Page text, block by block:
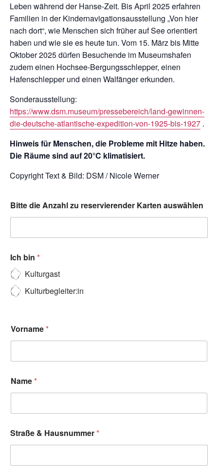
Leben während der Hanse-Zeit. Bis April 2025 erfahren
Familien in der Kindernavigationsausstellung „Von hier
nach dort“, wie Menschen sich früher auf See orientiert
haben und wie sie es heute tun. Vom 15. März bis Mitte
Oktober 2025 dürfen Besuchende im Museumshafen
zudem einen Hochsee-Bergungsschlepper, einen
Hafenschlepper und einen Walfänger erkunden.
Sonderausstellung:
https://www.dsm.museum/pressebereich/land-gewinnen-
die-deutsche-atlantische-expedition-von-1925-bis-1927 .
Hinweis für Menschen, die Probleme mit Hitze haben.
Die Räume sind auf 20°C klimatisiert.
Copyright Text & Bild: DSM / Nicole Werner
Bitte die Anzahl zu reservierender Karten auswählen
Ich bin *
Kulturgast
Kulturbegleiter:in
Vorname*
Name*
Straße & Hausnummer*